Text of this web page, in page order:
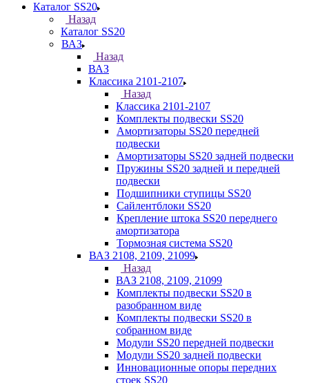
Каталог SS20
Назад
Каталог SS20
ВАЗ
Назад
ВАЗ
Классика 2101-2107
Назад
Классика 2101-2107
Комплекты подвески SS20
Амортизаторы SS20 передней
подвески
Амортизаторы SS20 задней подвески
Пружины SS20 задней и передней
подвески
Подшипники ступицы SS20
Сайлентблоки SS20
Крепление штока SS20 переднего
амортизатора
Тормозная система SS20
ВАЗ 2108, 2109, 21099
Назад
ВАЗ 2108, 2109, 21099
Комплекты подвески SS20 в
разобранном виде
Комплекты подвески SS20 в
собранном виде
Модули SS20 передней подвески
Модули SS20 задней подвески
Инновационные опоры передних
стоек SS20